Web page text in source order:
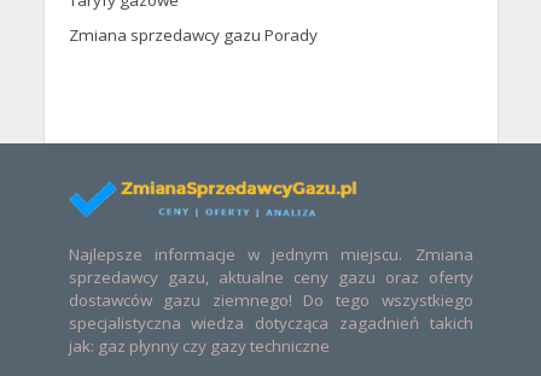
Zmiana sprzedawcy gazu Porady
Najlepsze informacje w jednym miejscu. Zmiana
sprzedawcy gazu, aktualne ceny gazu oraz oferty
dostawców gazu ziemnego! Do tego wszystkiego
specjalistyczna wiedza dotycząca zagadnień takich
jak: gaz płynny czy gazy techniczne